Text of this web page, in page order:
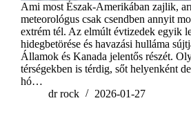
Ami most Észak-Amerikában zajlik,
meteorológus csak csendben annyit
extrém tél. Az elmúlt évtizedek egyik
hidegbetörése és havazási hulláma
Államok és Kanada jelentős részét.
térségekben is térdig, sőt helyenként
hó…
dr rock
2026-01-27